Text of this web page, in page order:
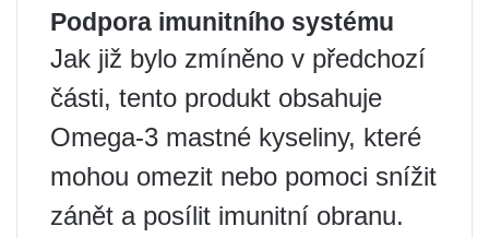
Podpora imunitního systému
Jak již bylo zmíněno v předchozí
části, tento produkt obsahuje
Omega-3 mastné kyseliny, které
mohou omezit nebo pomoci snížit
zánět a posílit imunitní obranu.